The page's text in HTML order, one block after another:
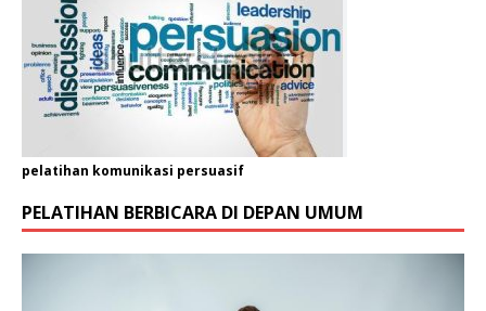
pelatihan komunikasi persuasif
PELATIHAN BERBICARA DI DEPAN UMUM